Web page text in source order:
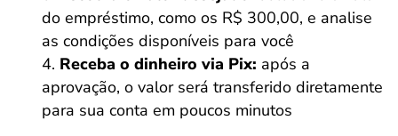
do empréstimo, como os R$ 300,00, e analise
as condições disponíveis para você
Receba o dinheiro via Pix: após a
aprovação, o valor será transferido diretamente
para sua conta em poucos minutos